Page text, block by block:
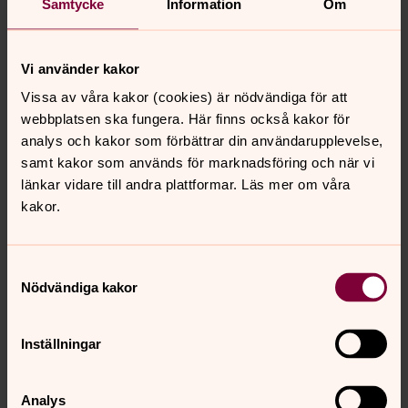
Samtycke Information Om
Vi använder kakor
Vissa av våra kakor (cookies) är nödvändiga för att
webbplatsen ska fungera. Här finns också kakor för
analys och kakor som förbättrar din användarupplevelse,
samt kakor som används för marknadsföring och när vi
länkar vidare till andra plattformar. Läs mer om våra
kakor.
Nödvändiga kakor
Inställningar
Analys
lagen om Svenska kyrkan.
När du anmäler ditt barn till förskoleverksamheten
lämnar du också in personuppgifter om dig och ditt
barn till Särö pastorat. Detta görs vanligen på en
blankett eller annat formulär där du själv fyller i
personuppgifterna.
För vårdnadshavare rör det sig vanligtvis om namn,
personnummer, e-postadress, telefonnummer och
och telefonnummer.
adress, eventuella allergier eller andra viktiga
hälsouppgifter, foton och filmer där ditt barn finns med
samt annan pedagogisk dokumentation enligt skollagen.